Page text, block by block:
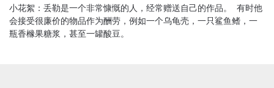
小花絮：丢勒是一个非常慷慨的人，经常赠送自己的作品。 有时他
会接受很廉价的物品作为酬劳，例如一个乌龟壳，一只鲨鱼鳍，一
瓶香橼果糖浆，甚至一罐酸豆。